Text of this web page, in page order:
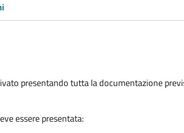
presentando tutta la documentazione
essere presentata: